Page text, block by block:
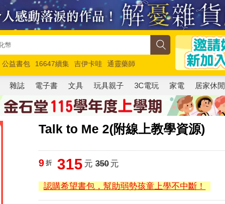
公益書包 16647續集 吉伊卡哇
通靈藥師
馬斯克 玩具總動員5 超慢跑
雜誌 電子書 文具 玩具親子 3C電玩 家電 居家休閒
Talk to Me 2(附線上教學資源)
9 折 315 元 350元
認購希望書包，幫助弱勢孩童上學不中斷！